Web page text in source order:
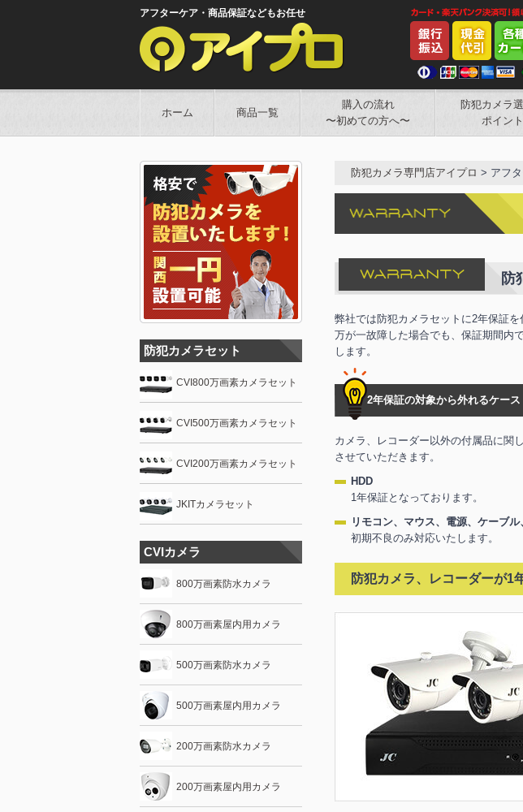
アフターケア・商品保証などもお任せ
ホーム 商品一覧
購入の流れ
〜初めての方へ〜
防犯カメラ
ポイント
防犯カメラ専門店アイプロ > アフ
防
弊社では防犯カメラセットに2年保証を
万が一故障した場合でも、保証期間内
します。
2年保証の対象から外れるケース
カメラ、レコーダー以外の付属品に関
させていただきます。
HDD
1年保証となっております。
リモコン、マウス、電源、ケーブ
初期不良のみ対応いたします。
防犯カメラ、レコーダーが1
防犯カメラセット
CVI800万画素カメラセット
CVI500万画素カメラセット
CVI200万画素カメラセット
JKITカメラセット
CVIカメラ
800万画素防水カメラ
800万画素屋内用カメラ
500万画素防水カメラ
500万画素屋内用カメラ
200万画素防水カメラ
200万画素屋内用カメラ